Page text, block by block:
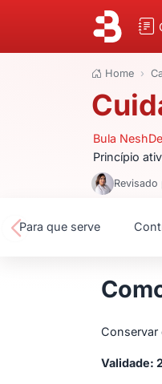
Home
Bula NeshDe
Princípio
Para que serve
Conservar
Validade: